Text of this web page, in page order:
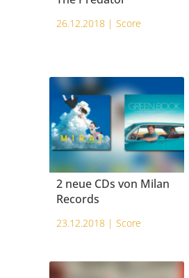
26.12.2018 | Score
2 neue CDs von Milan
Records
23.12.2018 | Score